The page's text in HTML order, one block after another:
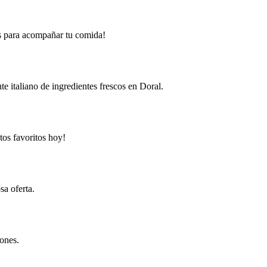
para acompañar tu comida!
italiano de ingredientes frescos en Doral.
favoritos hoy!
oferta.